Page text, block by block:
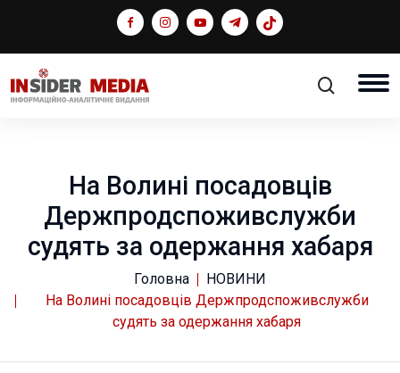
На Волині посадовців
Держпродспоживслужби
судять за одержання хабаря
Головна
НОВИНИ
На Волині посадовців Держпродспоживслужби
судять за одержання хабаря